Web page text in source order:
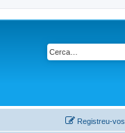
Registreu-vos